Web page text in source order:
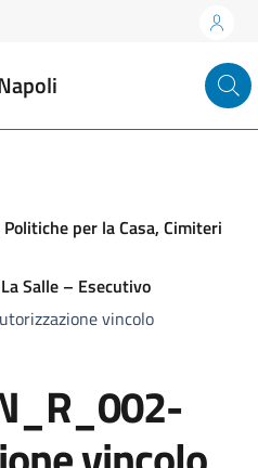
per la Casa, Cimiteri
Salle – Esecutivo
vincolo